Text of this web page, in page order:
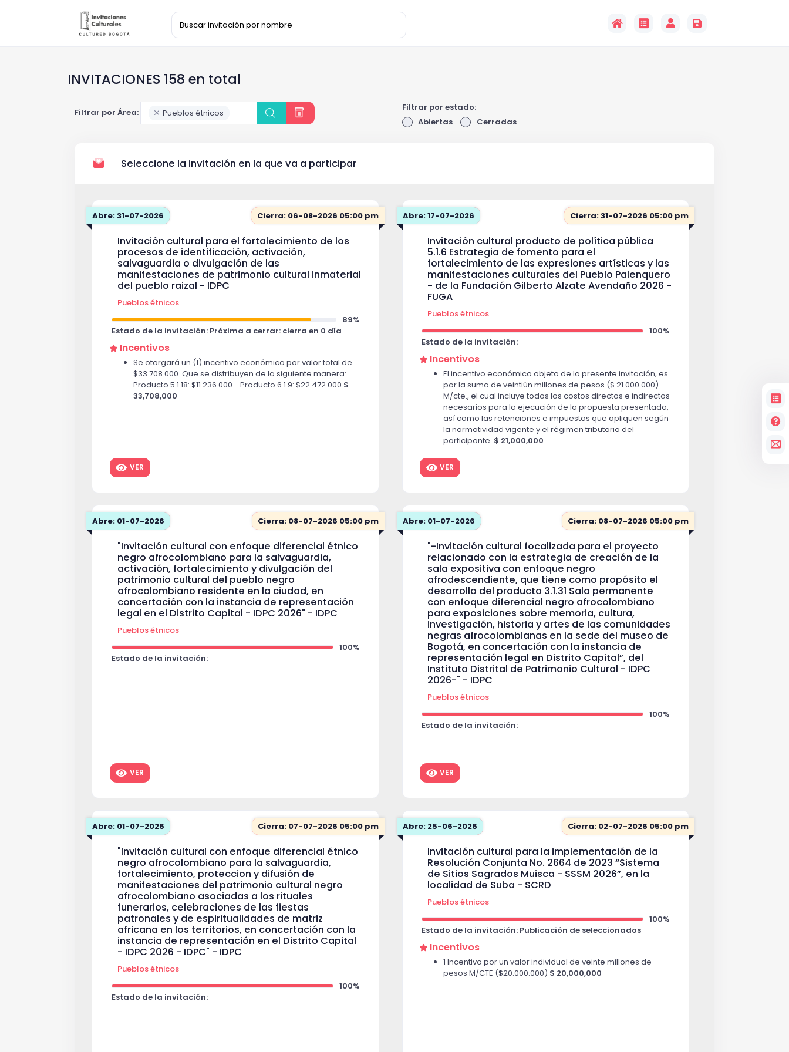
INVITACIONES 158 en total
Filtrar por Área: Pueblos étnicos
Filtrar por estado:
Abiertas
Cerradas
Seleccione la invitación en la que va a participar
Abre: 31-07-2026 Cierra: 06-08-2026 05:00 pm
Invitación cultural para el fortalecimiento de los
procesos de identificación, activación,
salvaguardia o divulgación de las
manifestaciones de patrimonio cultural inmaterial
del pueblo raizal - IDPC
Pueblos étnicos
89%
Estado de la invitación: Próxima a cerrar: cierra en 0 día
Incentivos
Se otorgará un (1) incentivo económico por valor total de
$33.708.000. Que se distribuyen de la siguiente manera:
Producto 5.1.18: $11.236.000 - Producto 6.1.9: $22.472.000 $
33,708,000
VER
Abre: 17-07-2026 Cierra: 31-07-2026 05:00 pm
Invitación cultural producto de política pública
5.1.6 Estrategia de fomento para el
fortalecimiento de las expresiones artísticas y las
manifestaciones culturales del Pueblo Palenquero
- de la Fundación Gilberto Alzate Avendaño 2026 -
FUGA
Pueblos étnicos
100%
Estado de la invitación:
Incentivos
El incentivo económico objeto de la presente invitación, es
por la suma de veintiún millones de pesos ($ 21.000.000)
M/cte., el cual incluye todos los costos directos e indirectos
necesarios para la ejecución de la propuesta presentada,
así como las retenciones e impuestos que apliquen según
la normatividad vigente y el régimen tributario del
participante. $ 21,000,000
VER
Abre: 01-07-2026 Cierra: 08-07-2026 05:00 pm
"Invitación cultural con enfoque diferencial étnico
negro afrocolombiano para la salvaguardia,
activación, fortalecimiento y divulgación del
patrimonio cultural del pueblo negro
afrocolombiano residente en la ciudad, en
concertación con la instancia de representación
legal en el Distrito Capital - IDPC 2026" - IDPC
Pueblos étnicos
100%
Estado de la invitación:
VER
Abre: 01-07-2026 Cierra: 08-07-2026 05:00 pm
"-Invitación cultural focalizada para el proyecto
relacionado con la estrategia de creación de la
sala expositiva con enfoque negro
afrodescendiente, que tiene como propósito el
desarrollo del producto 3.1.31 Sala permanente
con enfoque diferencial negro afrocolombiano
para exposiciones sobre memoria, cultura,
investigación, historia y artes de las comunidades
negras afrocolombianas en la sede del museo de
Bogotá, en concertación con la instancia de
representación legal en Distrito Capital”, del
Instituto Distrital de Patrimonio Cultural - IDPC
2026-" - IDPC
Pueblos étnicos
100%
Estado de la invitación:
VER
Abre: 01-07-2026 Cierra: 07-07-2026 05:00 pm
"Invitación cultural con enfoque diferencial étnico
negro afrocolombiano para la salvaguardia,
fortalecimiento, proteccion y difusión de
manifestaciones del patrimonio cultural negro
afrocolombiano asociadas a los rituales
funerarios, celebraciones de las fiestas
patronales y de espiritualidades de matriz
africana en los territorios, en concertación con la
instancia de representación en el Distrito Capital
- IDPC 2026 - IDPC" - IDPC
Pueblos étnicos
100%
Estado de la invitación:
Abre: 25-06-2026 Cierra: 02-07-2026 05:00 pm
Invitación cultural para la implementación de la
Resolución Conjunta No. 2664 de 2023 “Sistema
de Sitios Sagrados Muisca - SSSM 2026”, en la
localidad de Suba - SCRD
Pueblos étnicos
100%
Estado de la invitación: Publicación de seleccionados
Incentivos
1 Incentivo por un valor individual de veinte millones de
pesos M/CTE ($20.000.000) $ 20,000,000